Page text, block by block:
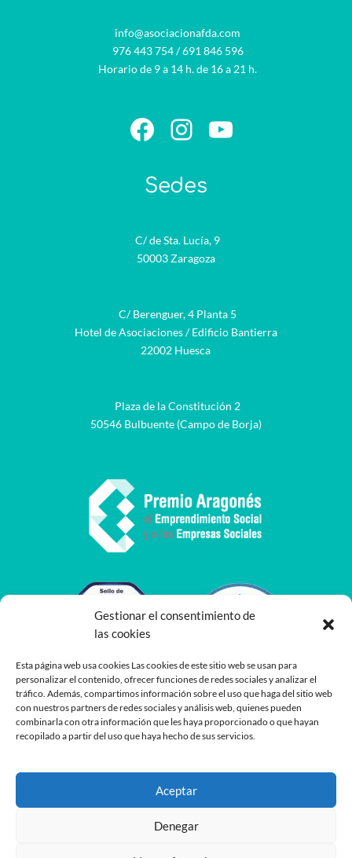
Gestionar el consentimiento de
las cookies
Esta página web usa cookies Las cookies de este sitio web se usan para
personalizar el contenido, ofrecer funciones de redes sociales y analizar el
tráfico. Además, compartimos información sobre el uso que haga del sitio web
con nuestros partners de redes sociales y análisis web, quienes pueden
combinarla con otra información que les haya proporcionado o que hayan
recopilado a partir del uso que haya hecho de sus servicios.
Aceptar
Denegar
info@asociacionafda.com
976 443 754/691 846 596
Horario de 9 a 14 h. de 16 a 21 h.
Facebook
Instagram
YouTube
Sedes
C/ de Sta. Lucía, 9
50003 Zaragoza
C/ Berenguer, 4 Planta 5
Hotel de Asociaciones / Edificio Bantierra
22002 Huesca
Plaza de la Constitución 2
50546 Bulbuente (Campo de Borja)